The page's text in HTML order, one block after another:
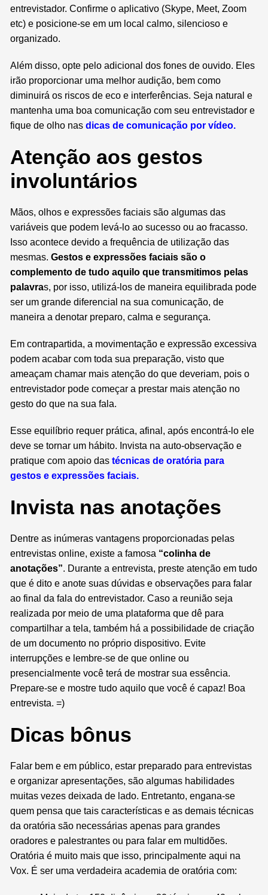
entrevistador. Confirme o aplicativo (Skype, Meet, Zoom
etc) e posicione-se em um local calmo, silencioso e
organizado.
Além disso, opte pelo adicional dos fones de ouvido. Eles
irão proporcionar uma melhor audição, bem como
diminuirá os riscos de eco e interferências. Seja natural e
mantenha uma boa comunicação com seu entrevistador e
fique de olho nas dicas de comunicação por vídeo.
Atenção aos gestos
involuntários
Mãos, olhos e expressões faciais são algumas das
variáveis que podem levá-lo ao sucesso ou ao fracasso.
Isso acontece devido a frequência de utilização das
mesmas.Gestos e expressões faciais são o
complemento de tudo aquilo que transmitimos pelas
palavras, por isso, utilizá-los de maneira equilibrada pode
ser um grande diferencial na sua comunicação, de
maneira a denotar preparo, calma e segurança.
Em contrapartida, a movimentação e expressão excessiva
podem acabar com toda sua preparação, visto que
ameaçam chamar mais atenção do que deveriam, pois o
entrevistador pode começar a prestar mais atenção no
gesto do que na sua fala.
Esse equilíbrio requer prática, afinal, após encontrá-lo ele
deve se tornar um hábito. Invista na auto-observação e
pratique com apoio das técnicas de oratória para
gestos e expressões faciais.
Invista nas anotações
Dentre as inúmeras vantagens proporcionadas pelas
entrevistas online, existe a famosa “colinha de
anotações”. Durante a entrevista, preste atenção em tudo
que é dito e anote suas dúvidas e observações para falar
ao final da fala do entrevistador. Caso a reunião seja
realizada por meio de uma plataforma que dê para
compartilhar a tela, também há a possibilidade de criação
de um documento no próprio dispositivo. Evite
interrupções e lembre-se de que online ou
presencialmente você terá de mostrar sua essência.
Prepare-se e mostre tudo aquilo que você é capaz! Boa
entrevista. =)
Dicas bônus
Falar bem e em público, estar preparado para entrevistas
e organizar apresentações, são algumas habilidades
muitas vezes deixada de lado. Entretanto, engana-se
quem pensa que tais características e as demais técnicas
da oratória são necessárias apenas para grandes
oradores e palestrantes ou para falar em multidões.
Oratória é muito mais que isso, principalmente aqui na
Vox. É ser uma verdadeira academia de oratória com: